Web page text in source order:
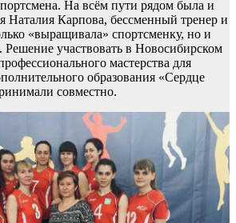
На всём пути рядом была и
Наталия Карпова, бессменный тренер и
«выращивала» спортсменку, но и
Решение участвовать в Новосибирском
мастерства для
образования «Сердце
совместно.